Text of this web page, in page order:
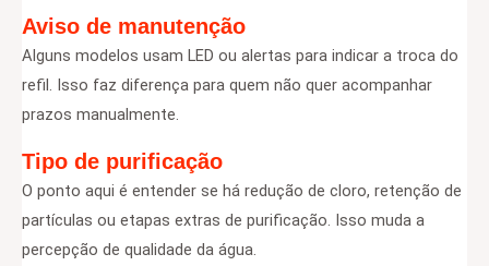
Aviso de manutenção
Alguns modelos usam LED ou alertas para indicar a troca do
refil. Isso faz diferença para quem não quer acompanhar
prazos manualmente.
Tipo de purificação
O ponto aqui é entender se há redução de cloro, retenção de
partículas ou etapas extras de purificação. Isso muda a
percepção de qualidade da água.